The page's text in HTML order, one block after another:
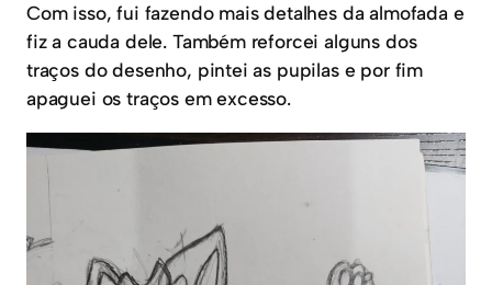
Com isso, fui fazendo mais detalhes da almofada e
fiz a cauda dele. Também reforcei alguns dos
traços do desenho, pintei as pupilas e por fim
apaguei os traços em excesso.